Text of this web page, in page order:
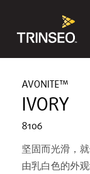
AVONITE™
IVORY
8106
坚固而光滑，
由乳白色的外